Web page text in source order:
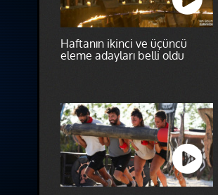
Haftanın ikinci ve üçüncü
eleme adayları belli oldu